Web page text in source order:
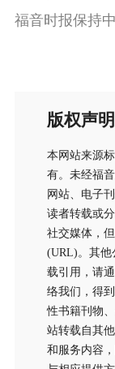
福音时报保持
版权声明
本网站来源
有。未经福
网站、电子
读者转载或
社交媒体，
(URL)。其他
载引用，请
络我们，得
性书籍刊物
站转载自其
和服务内容